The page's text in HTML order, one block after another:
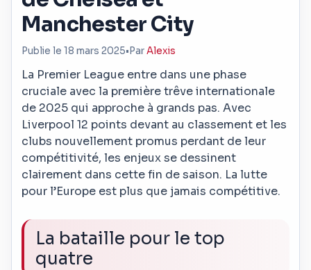
Manchester City
Publie le 18 mars 2025• ParAlexis
La Premier League entre dans une phase
cruciale avec la première trêve internationale
de 2025 qui approche à grands pas. Avec
Liverpool 12 points devant au classement et les
clubs nouvellement promus perdant de leur
compétitivité, les enjeux se dessinent
clairement dans cette fin de saison. La lutte
pour l’Europe est plus que jamais compétitive.
La bataille pour le top
quatre